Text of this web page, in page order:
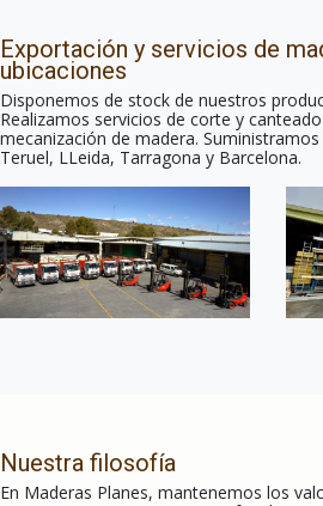
Exportación y servicios de
ubicaciones
Disponemos de stock de nuestros
Realizamos servicios de corte y
mecanización de madera.
Teruel, LLeida, Tarragona y Barcelona.
Nuestra filosofía
En Maderas Planes, mantenemos los